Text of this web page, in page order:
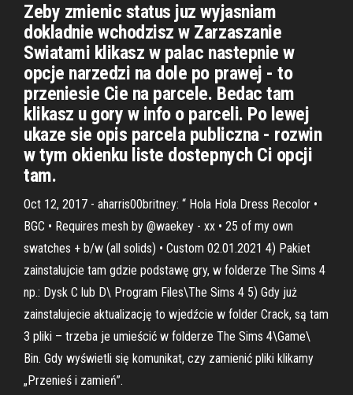
Zeby zmienic status juz wyjasniam
dokladnie wchodzisz w Zarzaszanie
Swiatami klikasz w palac nastepnie w
opcje narzedzi na dole po prawej - to
przeniesie Cie na parcele. Bedac tam
klikasz u gory w info o parceli. Po lewej
ukaze sie opis parcela publiczna - rozwin
w tym okienku liste dostepnych Ci opcji
tam.
Oct 12, 2017 - aharris00britney: “ Hola Hola Dress Recolor •
BGC • Requires mesh by @waekey - xx • 25 of my own
swatches + b/w (all solids) • Custom 02.01.2021 4) Pakiet
zainstalujcie tam gdzie podstawę gry, w folderze The Sims 4
np.: Dysk C lub D\ Program Files\The Sims 4 5) Gdy już
zainstalujecie aktualizację to wjedźcie w folder Crack, są tam
3 pliki – trzeba je umieścić w folderze The Sims 4\Game\
Bin. Gdy wyświetli się komunikat, czy zamienić pliki klikamy
„Przenieś i zamień”.